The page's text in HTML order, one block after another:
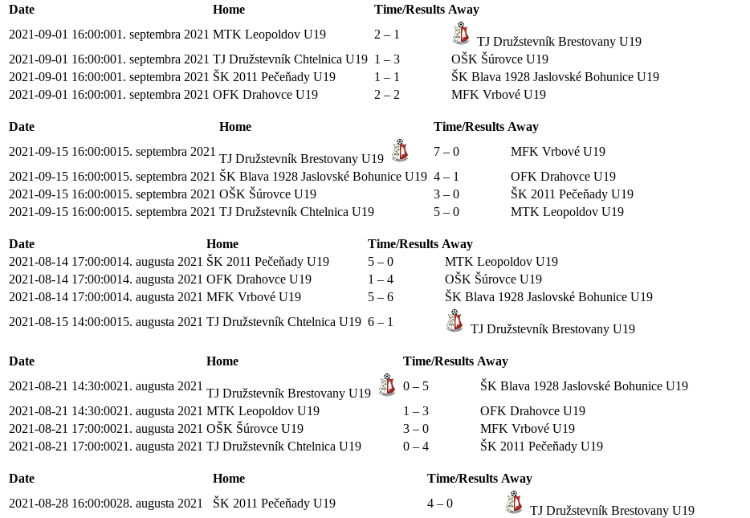
Date
Home Time/Results Away
2021-09-01 16:00:001. septembra 2021 MTK Leopoldov U19 2 – 1
TJ Družstevník Brestovany U19
2021-09-01 16:00:001. septembra 2021 TJ Družstevník Chtelnica U19 1 – 3
OŠK Šúrovce U19
2021-09-01 16:00:001. septembra 2021 ŠK 2011 Pečeňady U19 1 – 1
ŠK Blava 1928 Jaslovské Bohunice U19
2021-09-01 16:00:001. septembra 2021 OFK Drahovce U19 2 – 2 MFK Vrbové U19
Date Home Time/Results Away
2021-09-15 16:00:0015. septembra 2021
TJ Družstevník Brestovany U19
7 – 0
MFK Vrbové U19
2021-09-15 16:00:0015. septembra 2021 ŠK Blava 1928 Jaslovské Bohunice U19 4 – 1
OFK Drahovce U19
2021-09-15 16:00:0015. septembra 2021 OŠK Šúrovce U19 3 – 0
ŠK 2011 Pečeňady U19
2021-09-15 16:00:0015. septembra 2021 TJ Družstevník Chtelnica U19 5 – 0 MTK Leopoldov U19
Date Home Time/Results Away
2021-08-14 17:00:0014. augusta 2021 ŠK 2011 Pečeňady U19 5 – 0
MTK Leopoldov U19
2021-08-14 17:00:0014. augusta 2021 OFK Drahovce U19 1 – 4
OŠK Šúrovce U19
2021-08-14 17:00:0014. augusta 2021 MFK Vrbové U19 5 – 6
ŠK Blava 1928 Jaslovské Bohunice U19
2021-08-15 14:00:0015. augusta 2021 TJ Družstevník Chtelnica U19 6 – 1
TJ Družstevník Brestovany U19
Date Home Time/Results Away
2021-08-21 14:30:0021. augusta 2021
TJ Družstevník Brestovany U19
0 – 5
ŠK Blava 1928 Jaslovské Bohunice U19
2021-08-21 14:30:0021. augusta 2021 MTK Leopoldov U19 1 – 3
OFK Drahovce U19
2021-08-21 17:00:0021. augusta 2021 OŠK Šúrovce U19 3 – 0
MFK Vrbové U19
2021-08-21 17:00:0021. augusta 2021 TJ Družstevník Chtelnica U19 0 – 4 ŠK 2011 Pečeňady U19
Date Home Time/Results Away
2021-08-28 16:00:0028. augusta 2021 ŠK 2011 Pečeňady U19 4 – 0
TJ Družstevník Brestovany U19